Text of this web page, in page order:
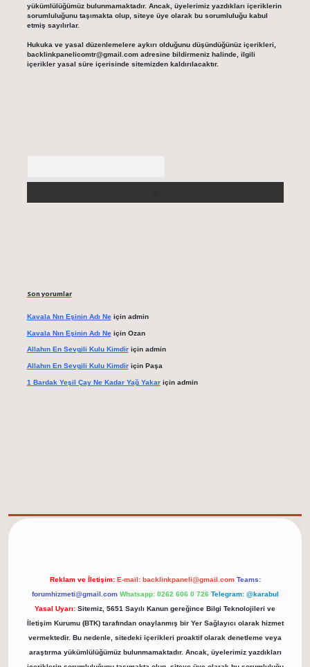
yükümlülüğümüz bulunmamaktadır. Ancak, üyelerimiz yazdıkları içeriklerin
sorumluluğunu taşımakta olup, siteye üye olarak bu sorumluluğu kabul
etmiş sayılırlar.
Hukuka ve yasal düzenlemelere aykırı olduğunu düşündüğünüz içerikleri,
backlinkpanelicomtr@gmail.comadresine bildirmeniz halinde, ilgili
içerikler yasal süre içerisinde sitemizden kaldırılacaktır.
Son yorumlar
Kavala Nın Eşinin Adı Neiçin admin
Kavala Nın Eşinin Adı Neiçin Ozan
Allahın En Sevgili Kulu Kimdiriçin admin
Allahın En Sevgili Kulu Kimdiriçin Paşa
1 Bardak Yeşil Çay Ne Kadar Yağ Yakariçin admin
Reklam ve İletişim: E-mail: backlinkpaneli@gmail.com Teams:
forumhizmeti@gmail.com Whatsapp: 0262 606 0 726 Telegram: @karabul
Yasal Uyarı: Sitemiz, 5651 Sayılı Kanun gereğince Bilgi Teknolojileri ve
İletişim Kurumu (BTK) tarafından onaylanmış bir Yer Sağlayıcı olarak hizmet
vermektedir. Bu nedenle, sitedeki içerikleri proaktif olarak denetleme veya
araştırma yükümlülüğümüz bulunmamaktadır. Ancak, üyelerimiz yazdıkları